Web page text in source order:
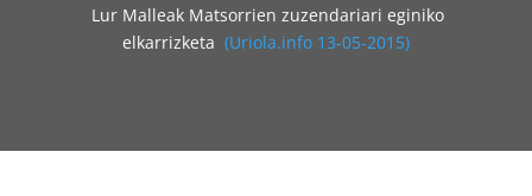
Lur Malleak Matsorrien zuzendariari eginiko
elkarrizketa (Uriola.info 13-05-2015)